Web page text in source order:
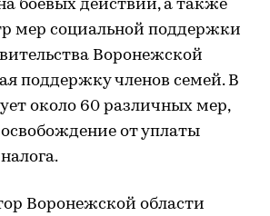
боевых действий, а также
мер социальной поддержки
Воронежской
поддержку членов семей. В
около 60 различных мер,
от уплаты
Воронежской области